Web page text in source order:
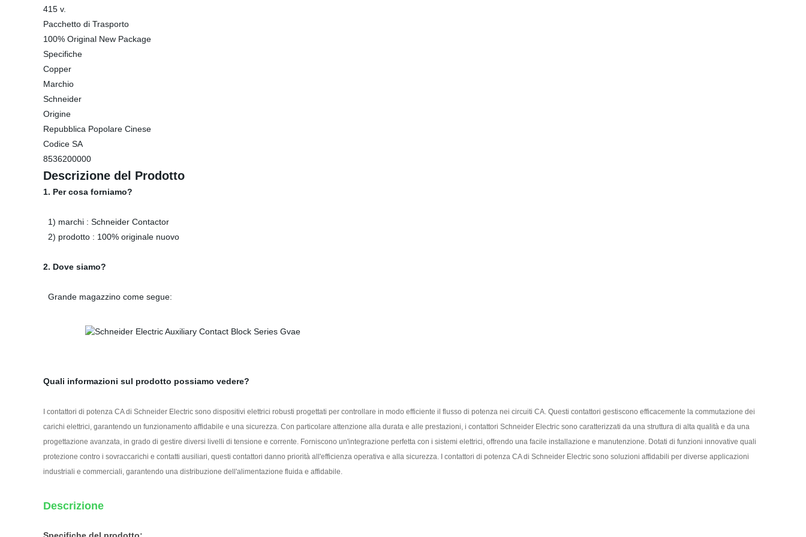
415 v.
Pacchetto di Trasporto
100% Original New Package
Specifiche
Copper
Marchio
Schneider
Origine
Repubblica Popolare Cinese
Codice SA
8536200000
Descrizione del Prodotto
1. Per cosa forniamo?
1) marchi : Schneider Contactor
2) prodotto : 100% originale nuovo
2. Dove siamo?
Grande magazzino come segue:
Quali informazioni sul prodotto possiamo vedere?
I contattori di potenza CA di Schneider Electric sono dispositivi elettrici robusti progettati per controllare in modo efficiente il flusso di potenza nei circuiti CA. Questi contattori gestiscono efficacemente la commutazione dei
carichi elettrici, garantendo un funzionamento affidabile e una sicurezza. Con particolare attenzione alla durata e alle prestazioni, i contattori Schneider Electric sono caratterizzati da una struttura di alta qualità e da una
progettazione avanzata, in grado di gestire diversi livelli di tensione e corrente. Forniscono un'integrazione perfetta con i sistemi elettrici, offrendo una facile installazione e manutenzione. Dotati di funzioni innovative quali
protezione contro i sovraccarichi e contatti ausiliari, questi contattori danno priorità all'efficienza operativa e alla sicurezza. I contattori di potenza CA di Schneider Electric sono soluzioni affidabili per diverse applicazioni
industriali e commerciali, garantendo una distribuzione dell'alimentazione fluida e affidabile.
Descrizione